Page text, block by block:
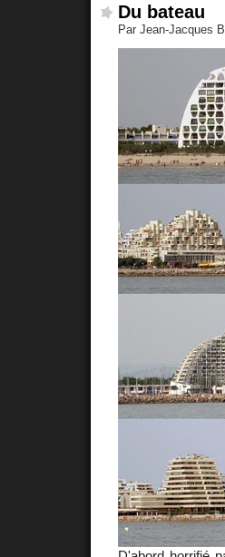
Du bateau
Par Jean-Jacques